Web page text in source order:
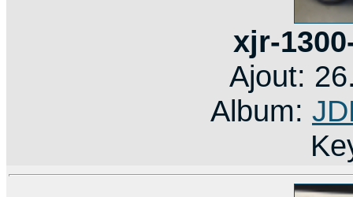
xjr-
Ajout:
Album: